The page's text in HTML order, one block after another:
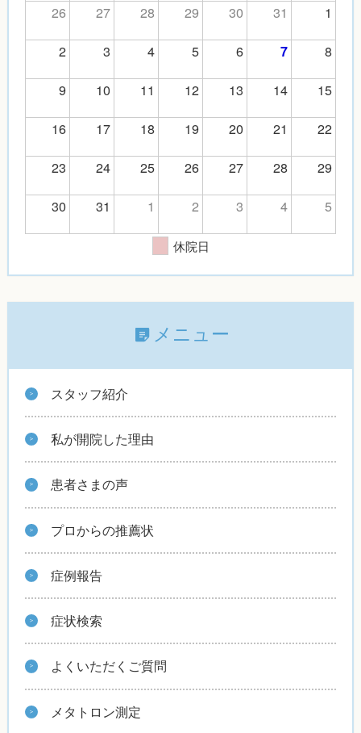
26 27 28 29 30 31
1
2
3 4 5 6 7
8
9
10 11 12 13 14
15
16
17 18 19 20 21
22
23
24 25 26 27 28
29
30
31 1 2 3 4 5
休院日
メニュー
スタッフ紹介
私が開院した理由
患者さまの声
プロからの推薦状
症例報告
症状検索
よくいただくご質問
メタトロン測定